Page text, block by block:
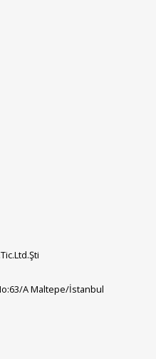
A Maltepe/İstanbul